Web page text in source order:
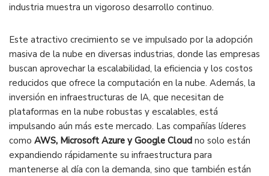
industria muestra un vigoroso desarrollo continuo​.
Este atractivo crecimiento se ve impulsado por la adopción
masiva de la nube en diversas industrias, donde las empresas
buscan aprovechar la escalabilidad, la eficiencia y los costos
reducidos que ofrece la computación en la nube. Además, la
inversión en infraestructuras de IA, que necesitan de
plataformas en la nube robustas y escalables, está
impulsando aún más este mercado. Las compañías líderes
como AWS, Microsoft Azure y Google Cloud no solo están
expandiendo rápidamente su infraestructura para
mantenerse al día con la demanda, sino que también están